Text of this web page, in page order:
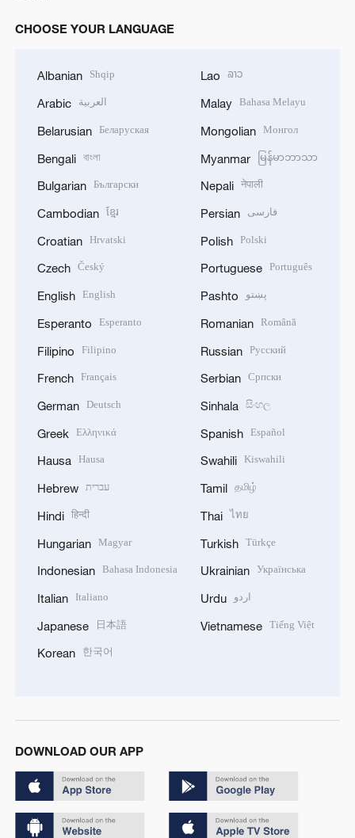
CHOOSE YOUR LANGUAGE
Albanian Shqip
Arabic العربية
Belarusian Беларуская
Bengali বাংলা
Bulgarian Български
Cambodian ខ្មែរ
Croatian Hrvatski
Czech Český
English English
Esperanto Esperanto
Filipino Filipino
French Français
German Deutsch
Greek Ελληνικά
Hausa Hausa
Hebrew עברית
Hindi हिन्दी
Hungarian Magyar
Indonesian Bahasa Indonesia
Italian Italiano
Japanese 日本語
Korean 한국어
Lao ລາວ
Malay Bahasa Melayu
Mongolian Монгол
Myanmar မြန်မာဘာသာ
Nepali नेपाली
Persian فارسی
Polish Polski
Portuguese Português
Pashto پښتو
Romanian Română
Russian Русский
Serbian Српски
Sinhala සිංහල
Spanish Español
Swahili Kiswahili
Tamil தமிழ்
Thai ไทย
Turkish Türkçe
Ukrainian Українська
Urdu اردو
Vietnamese Tiếng Việt
DOWNLOAD OUR APP